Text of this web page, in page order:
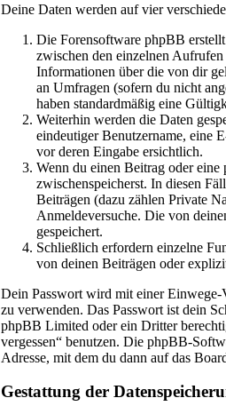
Deine Daten werden auf vier
Die Forensoftware phpBB
zwischen den einzelnen
Informationen über die von dir
an Umfragen (sofern du nicht
haben standardmäßig eine
Weiterhin werden die Daten
eindeutiger Benutzername, eine
vor deren Eingabe ersichtlich.
Wenn du einen Beitrag oder
zwischenspeicherst. In diesen
Beiträgen (dazu zählen Private
Anmeldeversuche. Die von
gespeichert.
Schließlich erfordern einzelne
von deinen Beiträgen oder
Dein Passwort wird mit einer Einwege-
zu verwenden. Das Passwort ist dein
phpBB Limited oder ein Dritter
vergessen“ benutzen. Die phpBB-
Adresse, mit dem du dann auf das
Gestattung der